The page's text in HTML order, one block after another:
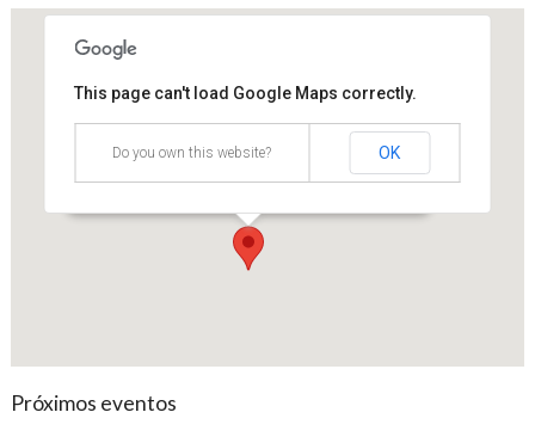
Cámara de Comercio de Bogotá
Sede Salitre
This page can't load Google Maps correctly.
Do you own this website? OK
Próximos eventos